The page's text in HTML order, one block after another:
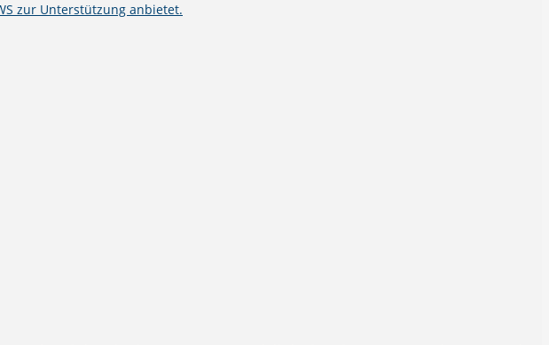
zur Unterstützung anbietet.